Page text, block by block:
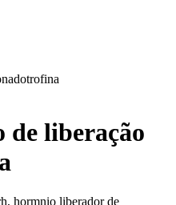
liberação
hormnio liberador de